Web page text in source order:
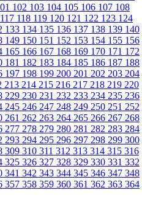
102 103 104 105 106 107 108
117 118 119 120 121 122 123 124
133 134 135 136 137 138 139 140
149 150 151 152 153 154 155 156
165 166 167 168 169 170 171 172
181 182 183 184 185 186 187 188
197 198 199 200 201 202 203 204
213 214 215 216 217 218 219 220
229 230 231 232 233 234 235 236
245 246 247 248 249 250 251 252
261 262 263 264 265 266 267 268
277 278 279 280 281 282 283 284
293 294 295 296 297 298 299 300
309 310 311 312 313 314 315 316
325 326 327 328 329 330 331 332
341 342 343 344 345 346 347 348
357 358 359 360 361 362 363 364